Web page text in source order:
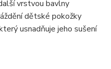
vrstvou bavlny
dětské pokožky
usnadňuje jeho sušení